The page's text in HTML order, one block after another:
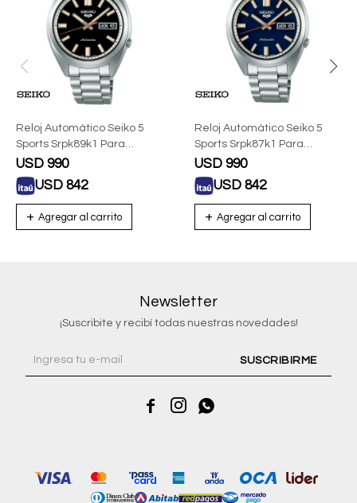
Reloj Automático Seiko 5
Sports Srpk89k1 Para
Hombre Con Correa De
Acero
USD 990
USD 842
Reloj Automático Seiko 5
Sports Srpk87k1 Para
Hombre Con Correa De
Acero
USD 990
USD 842
Newsletter
¡Suscribite y recibí todas nuestras novedades!
SUSCRIBIRME
  